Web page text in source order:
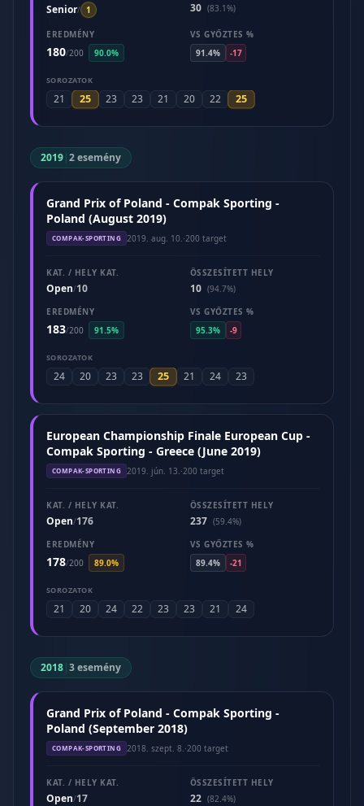
Senior/ 1 30 (83.1%)
EREDMÉNY
180/200 90.0%
VS GYŐZTES %
91.4%
-17
SOROZATOK
21 25 23 23 21 20 22 25
2019|2 esemény
Grand Prix of Poland - Compak Sporting -
Poland (August 2019)
COMPAK-SPORTING 2019. aug. 10. ·200 target
KAT. / HELY KAT.
Open/10
ÖSSZESÍTETT HELY
10 (94.7%)
EREDMÉNY
183/200 91.5%
VS GYŐZTES %
95.3%
-9
SOROZATOK
24 20 23 23 25 21 24 23
European Championship Finale European Cup -
Compak Sporting - Greece (June 2019)
COMPAK-SPORTING 2019. jún. 13. ·200 target
KAT. / HELY KAT.
Open/176
ÖSSZESÍTETT HELY
237 (59.4%)
EREDMÉNY
178/200 89.0%
VS GYŐZTES %
89.4%
-21
SOROZATOK
21 20 24 22 23 23 21 24
2018|3 esemény
Grand Prix of Poland - Compak Sporting -
Poland (September 2018)
COMPAK-SPORTING 2018. szept. 8. ·200 target
KAT. / HELY KAT.
Open/17
ÖSSZESÍTETT HELY
22 (82.4%)